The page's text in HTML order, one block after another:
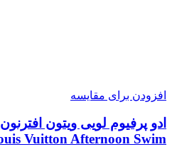
افزودن برای مقایسه
ادو پرفیوم لویی ویتون
Vuitton Afternoon Swim